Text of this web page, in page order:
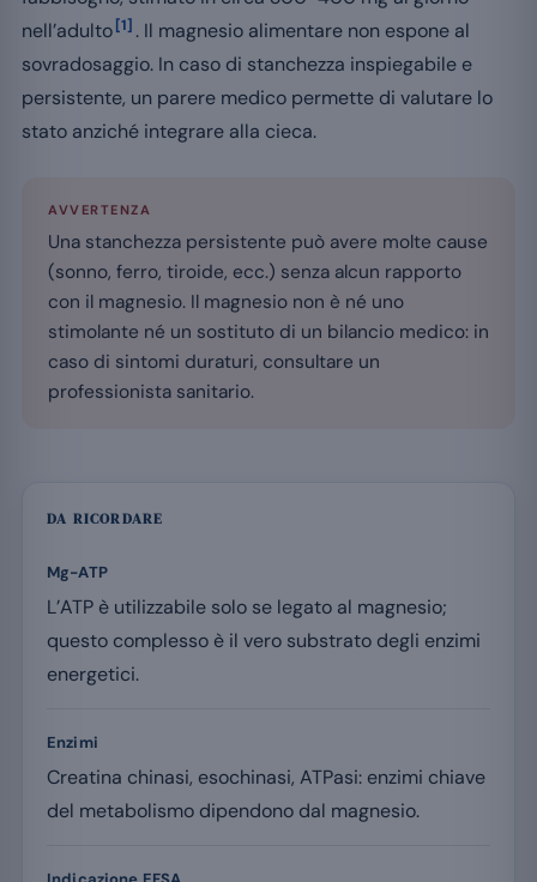
nell’adulto[1] . Il magnesio alimentare non espone al
sovradosaggio. In caso di stanchezza inspiegabile e
persistente, un parere medico permette di valutare lo
stato anziché integrare alla cieca.
AVVERTENZA
Una stanchezza persistente può avere molte cause
(sonno, ferro, tiroide, ecc.) senza alcun rapporto
con il magnesio. Il magnesio non è né uno
stimolante né un sostituto di un bilancio medico: in
caso di sintomi duraturi, consultare un
professionista sanitario.
DA RICORDARE
Mg-ATP
L’ATP è utilizzabile solo se legato al magnesio;
questo complesso è il vero substrato degli enzimi
energetici.
Enzimi
Creatina chinasi, esochinasi, ATPasi: enzimi chiave
del metabolismo dipendono dal magnesio.